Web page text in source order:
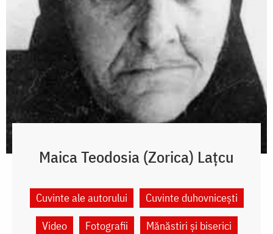
Maica Teodosia (Zorica) Lațcu
Cuvinte ale autorului
Cuvinte duhovnicești
Video
Fotografii
Mănăstiri și biserici